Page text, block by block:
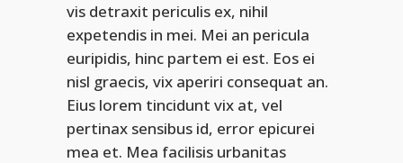
vis detraxit periculis ex, nihil
expetendis in mei. Mei an pericula
euripidis, hinc partem ei est. Eos ei
nisl graecis, vix aperiri consequat an.
Eius lorem tincidunt vix at, vel
pertinax sensibus id, error epicurei
mea et. Mea facilisis urbanitas